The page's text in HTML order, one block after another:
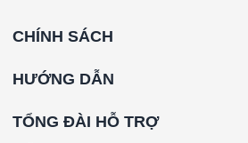
CHÍNH SÁCH
HƯỚNG DẪN
TỔNG ĐÀI HỖ TRỢ